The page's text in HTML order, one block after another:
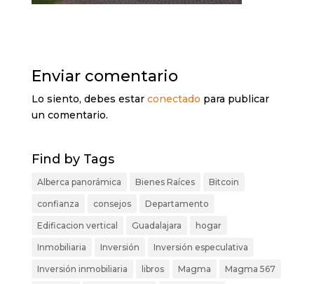
Enviar comentario
Lo siento, debes estar conectado para publicar
un comentario.
Find by Tags
Alberca panorámica Bienes Raíces Bitcoin
confianza consejos Departamento
Edificacion vertical Guadalajara hogar
Inmobiliaria Inversión Inversión especulativa
Inversión inmobiliaria libros Magma Magma 567